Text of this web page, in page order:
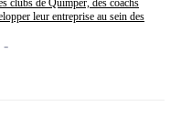
clubs de Quimper, des coachs
leur entreprise au sein des